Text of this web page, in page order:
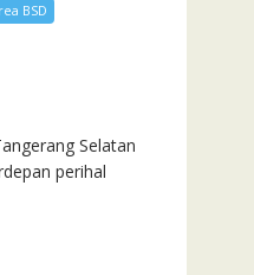
BSD
Selatan
perihal